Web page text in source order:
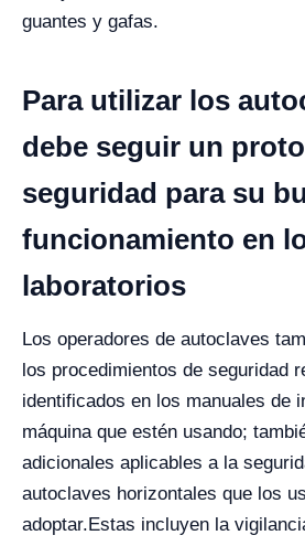
guantes y gafas.
Para utilizar los
debe seguir un
seguridad para su
funcionamiento en
laboratorios
Los operadores de autoclaves
los procedimientos de seguridad
identificados en los manuales de
máquina que estén usando;
adicionales aplicables a la
autoclaves horizontales que los
adoptar.Estas incluyen la